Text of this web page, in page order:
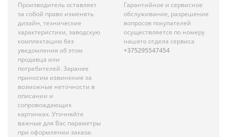
Производитель оставляет
за собой право изменять
дизайн, технические
характеристики, заводскую
комплектацию без
уведомления об этом
продавца или
потребителей. Заранее
приносим извинения за
возможные неточности в
описании и
сопровождающих
картинках. Уточняйте
важные для Вас параметры
при оформлении заказа.
Гарантийное и сервисное
обслуживание, разрешение
вопросов покупателей
осуществляется по номеру
нашего отдела сервиса
+375295547454